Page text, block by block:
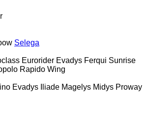
Selega
Eurorider Evadys Ferqui Sunrise
Rapido Wing
Evadys Iliade Magelys Midys Proway